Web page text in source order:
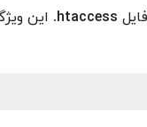
htaccess. این